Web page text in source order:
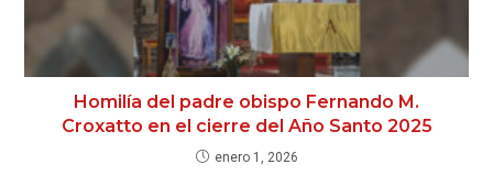
Homilía del padre obispo Fernando M.
Croxatto en el cierre del Año Santo 2025
enero 1, 2026